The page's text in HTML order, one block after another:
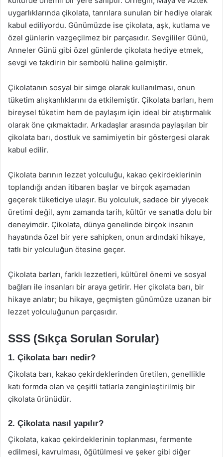
uygarlıklarında çikolata, tanrılara sunulan bir hediye olarak
kabul ediliyordu. Günümüzde ise çikolata, aşk, kutlama ve
özel günlerin vazgeçilmez bir parçasıdır. Sevgililer Günü,
Anneler Günü gibi özel günlerde çikolata hediye etmek,
sevgi ve takdirin bir sembolü haline gelmiştir.
Çikolatanın sosyal bir simge olarak kullanılması, onun
tüketim alışkanlıklarını da etkilemiştir. Çikolata barları, hem
bireysel tüketim hem de paylaşım için ideal bir atıştırmalık
olarak öne çıkmaktadır. Arkadaşlar arasında paylaşılan bir
çikolata barı, dostluk ve samimiyetin bir göstergesi olarak
kabul edilir.
Çikolata barının lezzet yolculuğu, kakao çekirdeklerinin
toplandığı andan itibaren başlar ve birçok aşamadan
geçerek tüketiciye ulaşır. Bu yolculuk, sadece bir yiyecek
üretimi değil, aynı zamanda tarih, kültür ve sanatla dolu bir
deneyimdir. Çikolata, dünya genelinde birçok insanın
hayatında özel bir yere sahipken, onun ardındaki hikaye,
tatlı bir yolculuğun ötesine geçer.
Çikolata barları, farklı lezzetleri, kültürel önemi ve sosyal
bağları ile insanları bir araya getirir. Her çikolata barı, bir
hikaye anlatır; bu hikaye, geçmişten günümüze uzanan bir
lezzet yolculuğunun parçasıdır.
SSS (Sıkça Sorulan Sorular)
1. Çikolata barı nedir?
Çikolata barı, kakao çekirdeklerinden üretilen, genellikle
katı formda olan ve çeşitli tatlarla zenginleştirilmiş bir
çikolata ürünüdür.
2. Çikolata nasıl yapılır?
Çikolata, kakao çekirdeklerinin toplanması, fermente
edilmesi, kavrulması, öğütülmesi ve şeker gibi diğer